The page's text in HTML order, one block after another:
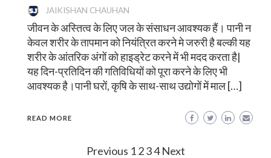
JAIKISHAN CHAUHAN
जीवन के अस्तित्व के लिए जल के संसाधन आवश्यक हैं। पानी न
केवल शरीर के तापमान को नियंत्रित करने मे जरुरी है बल्की यह
शरीर के आंतरिक अंगों को हाइड्रेट करने में भी मदद करता है|
यह दिन-प्रतिदिन की गतिविधियों को पूरा करने के लिए भी
आवश्यक है।पानी घरों, कृषि के साथ-साथ उद्योगों में माल […]
READ MORE
Previous 1 2 34 Next